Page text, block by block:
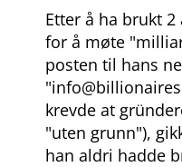
Etter å ha brukt
for å møte
posten til hans
krevde at
uten grunn ),
han aldri hadde